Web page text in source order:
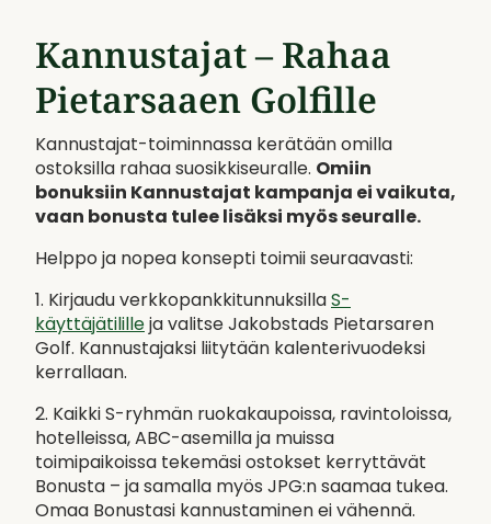
Kannustajat – Rahaa
Pietarsaaen Golfille
Kannustajat-toiminnassa kerätään omilla
ostoksilla rahaa suosikkiseuralle. Omiin
bonuksiin Kannustajat kampanja ei vaikuta,
vaan bonusta tulee lisäksi myös seuralle.
Helppo ja nopea konsepti toimii seuraavasti:
1. Kirjaudu verkkopankkitunnuksillaS-
käyttäjätililleja valitse Jakobstads Pietarsaren
Golf. Kannustajaksi liitytään kalenterivuodeksi
kerrallaan.
2. Kaikki S-ryhmän ruokakaupoissa, ravintoloissa,
hotelleissa, ABC-asemilla ja muissa
toimipaikoissa tekemäsi ostokset kerryttävät
Bonusta – ja samalla myös JPG:n saamaa tukea.
Omaa Bonustasi kannustaminen ei vähennä.